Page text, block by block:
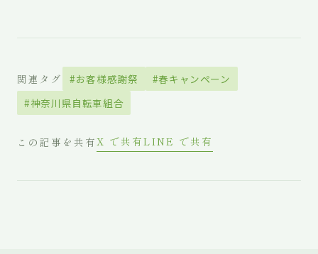
関連タグ #お客様感謝祭
#春キャンペーン
#神奈川県自転車組合
この記事を共有X で共有LINE で共有